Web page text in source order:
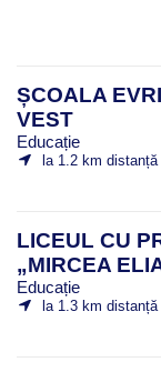
ȘCOALA
VEST
Educație
la 1.2 km distanță
LICEUL CU
„MIRCEA
Educație
la 1.3 km distanță